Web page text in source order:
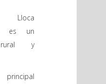
Lloca
es un
rural y